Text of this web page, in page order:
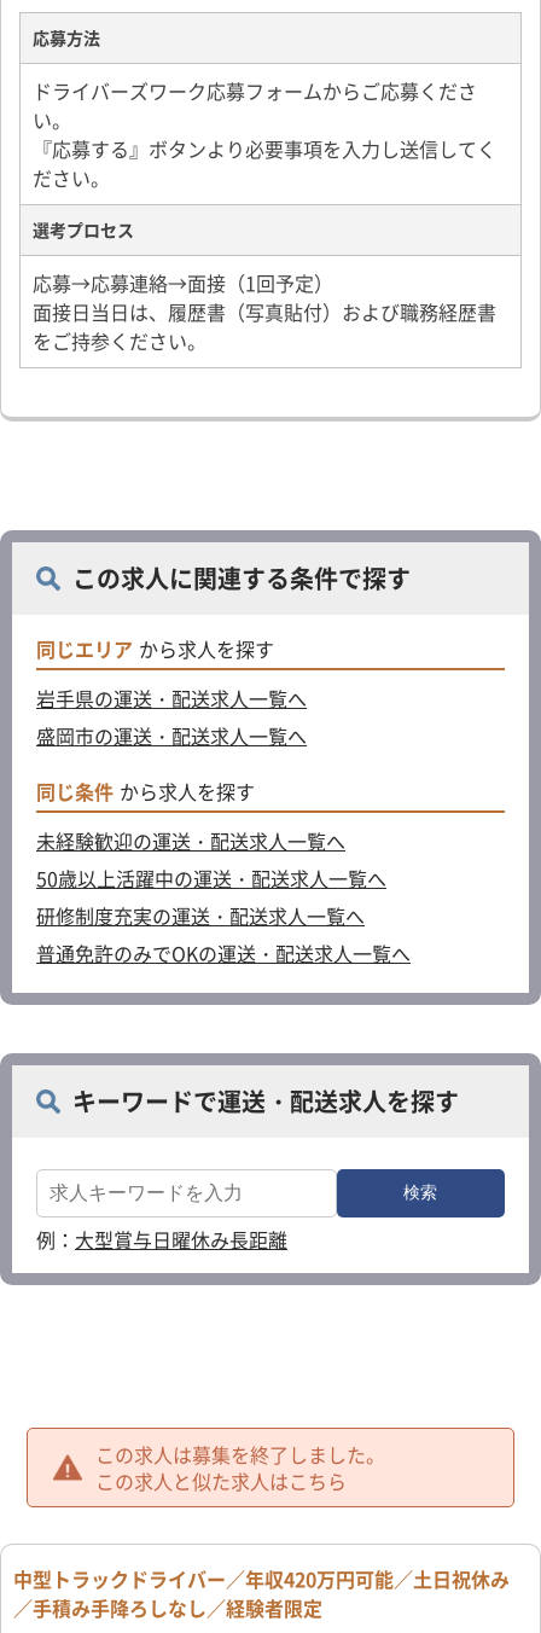
・SBSグループ従業員給油サービス
・SBSグループ従業員持株会制度
・リゾートホテル(東急ハーヴェストクラブ)
応募方法
ドライバーズワーク応募フォームからご応募くださ
い。
『応募する』ボタンより必要事項を入力し送信してく
ださい。
選考プロセス
応募→応募連絡→面接（1回予定）
面接日当日は、履歴書（写真貼付）および職務経歴書
をご持参ください。
この求人に関連する条件で探す
同じエリア から求人を探す
岩手県の運送・配送求人一覧へ
盛岡市の運送・配送求人一覧へ
同じ条件 から求人を探す
未経験歓迎の運送・配送求人一覧へ
50歳以上活躍中の運送・配送求人一覧へ
研修制度充実の運送・配送求人一覧へ
普通免許のみでOKの運送・配送求人一覧へ
キーワードで運送・配送求人を探す
例： 大型賞与日曜休み長距離
この求人は募集を終了しました。
この求人と似た求人はこちら
中型トラックドライバー／年収420万円可能／土日祝休み
／手積み手降ろしなし／経験者限定